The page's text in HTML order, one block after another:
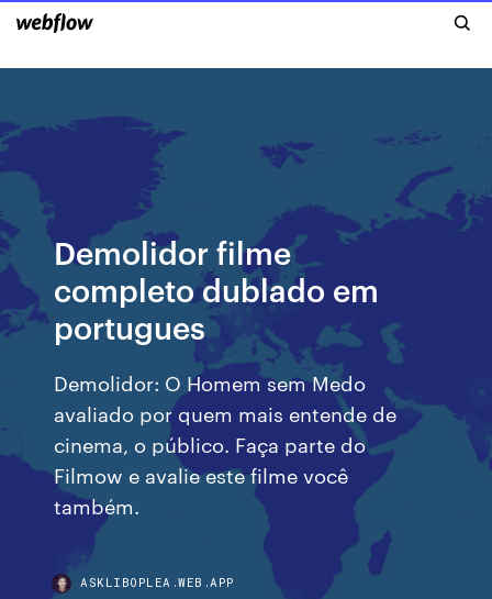
Demolidor filme
completo dublado em
portugues
Demolidor: O Homem sem Medo
avaliado por quem mais entende de
cinema, o público. Faça parte do
Filmow e avalie este filme você
também.
ASKLIBOPLEA.WEB.APP